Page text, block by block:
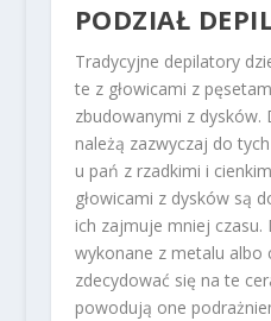
PODZIAŁ
Tradycyjne depilatory
te z głowicami z
zbudowanymi z dysków.
należą zazwyczaj do
u pań z rzadkimi i
głowicami z dysków są
ich zajmuje mniej czasu.
wykonane z metalu albo
zdecydować się na te
powodują one